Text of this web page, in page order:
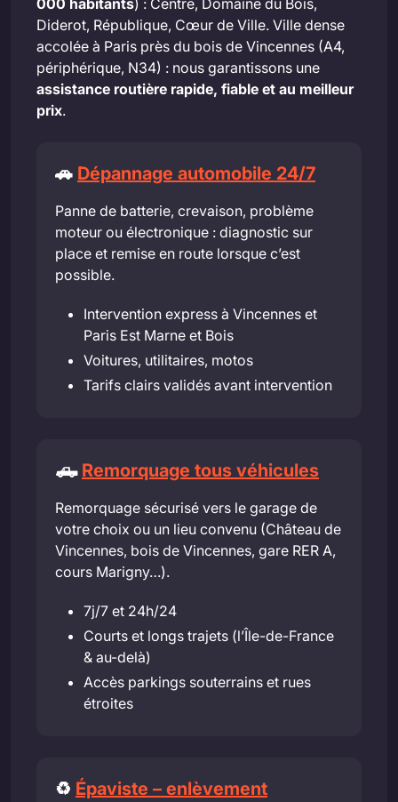
000 habitants) : Centre, Domaine du Bois,
Diderot, République, Cœur de Ville. Ville dense
accolée à Paris près du bois de Vincennes (A4,
périphérique, N34) : nous garantissons une
assistance routière rapide, fiable et au meilleur
prix.
🚗 Dépannage automobile 24/7
Panne de batterie, crevaison, problème
moteur ou électronique : diagnostic sur
place et remise en route lorsque c’est
possible.
Intervention express à Vincennes et
Paris Est Marne et Bois
Voitures, utilitaires, motos
Tarifs clairs validés avant intervention
🛻 Remorquage tous véhicules
Remorquage sécurisé vers le garage de
votre choix ou un lieu convenu (Château de
Vincennes, bois de Vincennes, gare RER A,
cours Marigny…).
7j/7 et 24h/24
Courts et longs trajets (l’Île-de-France
& au-delà)
Accès parkings souterrains et rues
étroites
♻️ Épaviste – enlèvement